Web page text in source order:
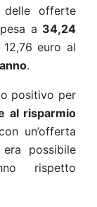
offerte
a 34,24
euro al
.
positivo per
al risparmio
un’offerta
possibile
rispetto